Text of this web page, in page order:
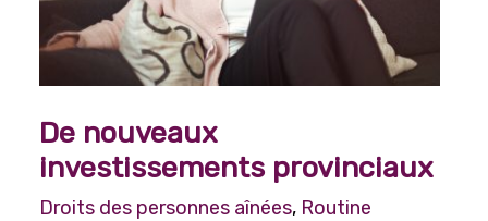
De nouveaux
investissements provinciaux
Droits des personnes aînées, Routine